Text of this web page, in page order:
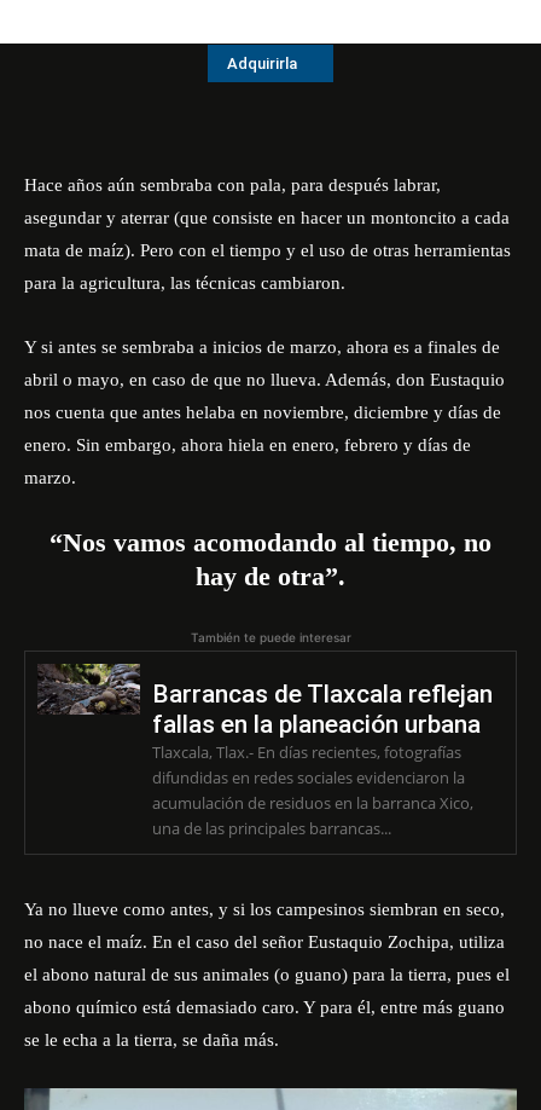
Adquirirla
Hace años aún sembraba con pala, para después labrar,
asegundar y aterrar (que consiste en hacer un montoncito a cada
mata de maíz). Pero con el tiempo y el uso de otras herramientas
para la agricultura, las técnicas cambiaron.
Y si antes se sembraba a inicios de marzo, ahora es a finales de
abril o mayo, en caso de que no llueva. Además, don Eustaquio
nos cuenta que antes helaba en noviembre, diciembre y días de
enero. Sin embargo, ahora hiela en enero, febrero y días de
marzo.
“Nos vamos acomodando al tiempo, no
hay de otra”.
También te puede interesar
Barrancas de Tlaxcala reflejan
fallas en la planeación urbana
Tlaxcala, Tlax.- En días recientes, fotografías
difundidas en redes sociales evidenciaron la
acumulación de residuos en la barranca Xico,
una de las principales barrancas...
Ya no llueve como antes, y si los campesinos siembran en seco,
no nace el maíz. En el caso del señor Eustaquio Zochipa, utiliza
el abono natural de sus animales (o guano) para la tierra, pues el
abono químico está demasiado caro. Y para él, entre más guano
se le echa a la tierra, se daña más.